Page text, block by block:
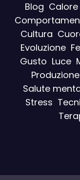
Blog Calore
Cultura
Evoluzione
Gusto Luce
Produzione
Salute
Stress